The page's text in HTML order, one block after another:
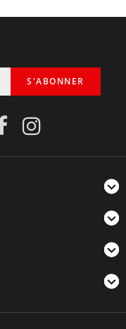
S'ABONNER